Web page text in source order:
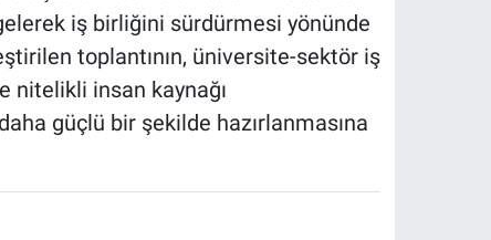
iş birliğini sürdürmesi yönünde
toplantının, üniversite-sektör iş
nitelikli insan kaynağı
güçlü bir şekilde hazırlanmasına